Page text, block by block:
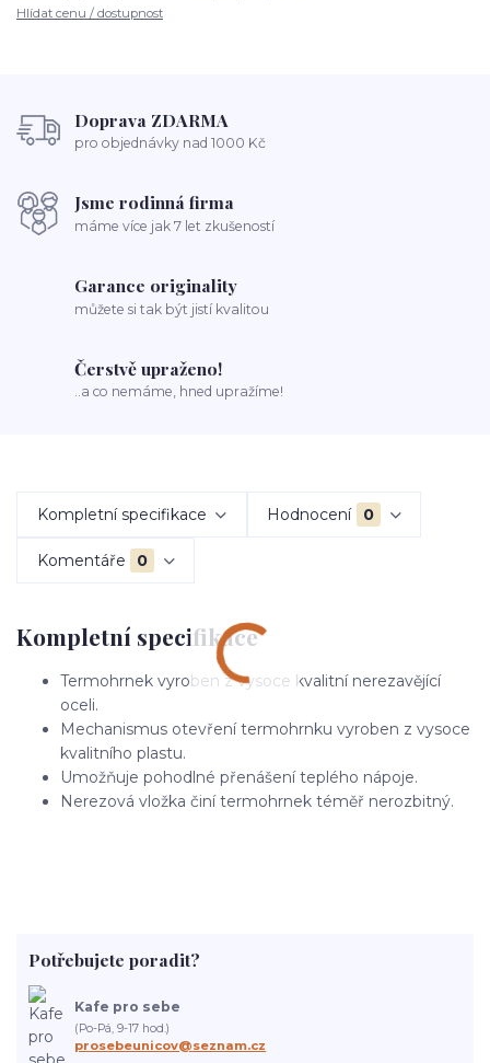
Hlídat cenu / dostupnost
Doprava ZDARMA
pro objednávky nad 1000 Kč
Jsme rodinná firma
máme více jak 7 let zkušeností
Garance originality
můžete si tak být jistí kvalitou
Čerstvě upraženo!
..a co nemáme, hned upražíme!
Kompletní specifikace Hodnocení 0
Komentáře 0
Kompletní specifikace
Termohrnek vyroben z vysoce kvalitní nerezavějící
oceli.
Mechanismus otevření termohrnku vyroben z vysoce
kvalitního plastu.
Umožňuje pohodlné přenášení teplého nápoje.
Nerezová vložka činí termohrnek téměř nerozbitný.
Potřebujete poradit?
Kafe pro sebe
(Po-Pá, 9-17 hod.)
prosebeunicov@seznam.cz